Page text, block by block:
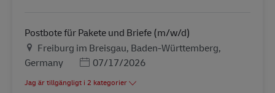
Postbote für Pakete und Briefe (m/w/d)
PlatsFreiburg im Breisgau, Baden-Württemberg,
Germany
Posted Date
07/17/2026
Jag är tillgängligt i 2 kategorier